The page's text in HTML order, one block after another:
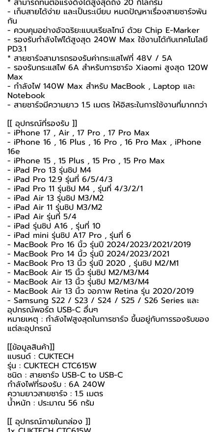
- เก็บสายได้ง่าย และเป็นระเบียบ หมดปัญหาเรื่องสายชาร์จพัน
กัน
- ควบคุมอย่างอัจฉริยะแบบเรียลไทม์ ด้วย Chip E-Marker
- รองรับกำลังไฟได้สูงสุด 240W Max ใช้งานได้กับเทคโนโลยี
PD3.1
* สายชาร์จสามารถรองรับค่ากระแสไฟที่ 48V / 5A
- รองรับกระแสไฟ 6A สำหรับการชาร์จ Xiaomi สูงสุด 120W
Max
- กำลังไฟ 140W Max สำหรับ MacBook , Laptop และ
Notebook
- สายชาร์จมีความยาว 1.5 เมตร ให้อิสระในการใช้งานที่มากกว่า
[[ อุปกรณ์ที่รองรับ ]]
- iPhone 17 , Air , 17 Pro , 17 Pro Max
- iPhone 16 , 16 Plus , 16 Pro , 16 Pro Max , iPhone
16e
- iPhone 15 , 15 Plus , 15 Pro , 15 Pro Max
- iPad Pro 13 รุ่นชิป M4
- iPad Pro 12.9 รุ่นที่ 6/5/4/3
- iPad Pro 11 รุ่นชิป M4 , รุ่นที่ 4/3/2/1
- iPad Air 13 รุ่นชิป M3/M2
- iPad Air 11 รุ่นชิป M3/M2
- iPad Air รุ่นที่ 5/4
- iPad รุ่นชิป A16 , รุ่นที่ 10
- iPad mini รุ่นชิป A17 Pro , รุ่นที่ 6
- MacBook Pro 16 นิ้ว รุ่นปี 2024/2023/2021/2019
- MacBook Pro 14 นิ้ว รุ่นปี 2024/2023/2021
- MacBook Pro 13 นิ้ว รุ่นปี 2020 , รุ่นชิป M2/M1
- MacBook Air 15 นิ้ว รุ่นชิป M2/M3/M4
- MacBook Air 13 นิ้ว รุ่นชิป M2/M3/M4
- MacBook Air 13 นิ้ว จอภาพ Retina รุ่น 2020/2019
- Samsung S22 / S23 / S24 / S25 / S26 Series และ
อุปกรณ์พอร์ต USB-C อื่นๆ
หมายเหตุ : กำลังไฟสูงสุดในการชาร์จ ขึ้นอยู่กับการรองรับของ
แต่ละอุปกรณ์
[[ข้อมูลสินค้า]]
แบรนด์ : CUKTECH
รุ่น : CUKTECH CTC615W
ชนิด : สายชาร์จ USB-C to USB-C
กำลังไฟที่รองรับ : 6A 240W
ความยาวสายชาร์จ : 1.5 เมตร
น้ำหนัก : ประมาณ 56 กรัม
[[ อุปกรณ์ภายในกล่อง ]]